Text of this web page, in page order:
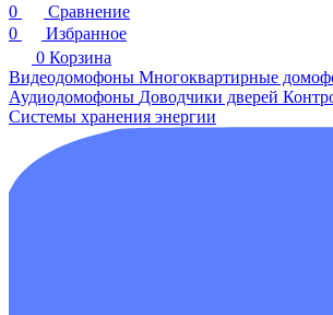
0
Сравнение
0
Избранное
0 Корзина
Видеодомофоны Многоквартирные
Аудиодомофоны Доводчики дверей
Системы хранения энергии